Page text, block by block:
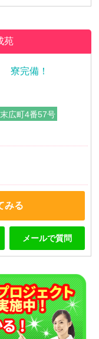
苑
寮完備！
広町4番57号
みる
メールで質問